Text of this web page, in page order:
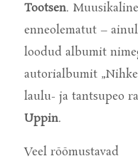
Tootsen.
enneolematut –
loodud albumit
autorialbumit
laulu- ja tantsupeo
Uppin.
Veel rõõmustavad